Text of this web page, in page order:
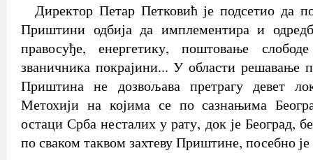
Директор Петар Петковић је подсетио да
Приштини одбија да имплементира и
правосуђе, енергетику, поштовање
званичника покрајини... У области решавање
Приштина не дозвољава претрагу девет
Метохији на којима се по сазнањима
остаци Срба несталих у рату, док је Београд,
по сваком таквом захтеву Приштине, посебно